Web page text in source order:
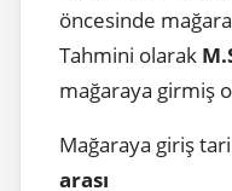
öncesinde
Tahmini olarak
mağaraya girmiş
Mağaraya giriş
arası